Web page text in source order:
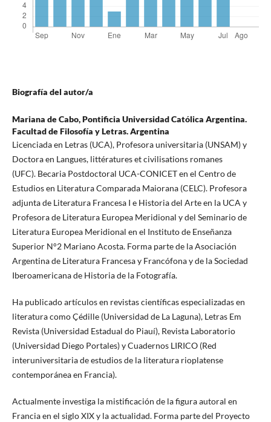
Biografía del autor/a
Mariana de Cabo,Pontificia Universidad Católica Argentina.
Facultad de Filosofía y Letras. Argentina
Licenciada en Letras (UCA), Profesora universitaria (UNSAM) y
Doctora en Langues, littératures et civilisations romanes
(UFC). Becaria Postdoctoral UCA-CONICET en el Centro de
Estudios en Literatura Comparada Maiorana (CELC). Profesora
adjunta de Literatura Francesa I e Historia del Arte en la UCA y
Profesora de Literatura Europea Meridional y del Seminario de
Literatura Europea Meridional en el Instituto de Enseñanza
Superior N°2 Mariano Acosta. Forma parte de la Asociación
Argentina de Literatura Francesa y Francófona y de la Sociedad
Iberoamericana de Historia de la Fotografía.
Ha publicado artículos en revistas científicas especializadas en
literatura como Çédille (Universidad de La Laguna), Letras Em
Revista (Universidad Estadual do Piauí), Revista Laboratorio
(Universidad Diego Portales) y Cuadernos LIRICO (Red
interuniversitaria de estudios de la literatura rioplatense
contemporánea en Francia).
Actualmente investiga la mistificación de la figura autoral en
Francia en el siglo XIX y la actualidad. Forma parte del Proyecto